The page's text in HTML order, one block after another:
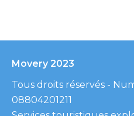
Movery 2023
Tous droits réservés -
08804201211